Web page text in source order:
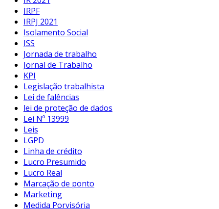
IRPF
IRPJ 2021
Isolamento Social
ISS
Jornada de trabalho
Jornal de Trabalho
KPI
Legislação trabalhista
Lei de falências
lei de proteção de dados
Lei Nº 13999
Leis
LGPD
Linha de crédito
Lucro Presumido
Lucro Real
Marcação de ponto
Marketing
Medida Porvisória